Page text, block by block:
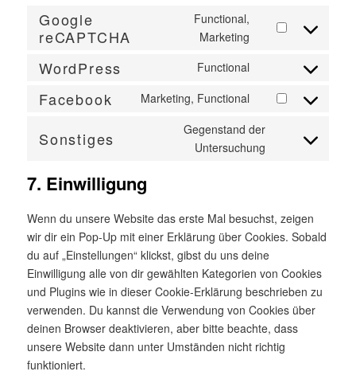
Google
reCAPTCHA
Functional,
Marketing
Consent
google-
recaptcha
WordPress Functional
wordpress
Facebook Marketing, Functional
Consent
to
service
Sonstiges
Gegenstand der
Untersuchung
Consent
7. Einwilligung
Wenn du unsere Website das erste Mal besuchst, zeigen
wir dir ein Pop-Up mit einer Erklärung über Cookies. Sobald
du auf „Einstellungen“ klickst, gibst du uns deine
Einwilligung alle von dir gewählten Kategorien von Cookies
und Plugins wie in dieser Cookie-Erklärung beschrieben zu
verwenden. Du kannst die Verwendung von Cookies über
deinen Browser deaktivieren, aber bitte beachte, dass
unsere Website dann unter Umständen nicht richtig
funktioniert.